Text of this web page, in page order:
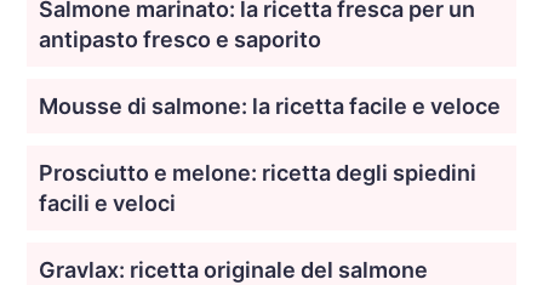
Salmone marinato: la ricetta fresca per un
antipasto fresco e saporito
Mousse di salmone: la ricetta facile e veloce
Prosciutto e melone: ricetta degli spiedini
facili e veloci
Gravlax: ricetta originale del salmone